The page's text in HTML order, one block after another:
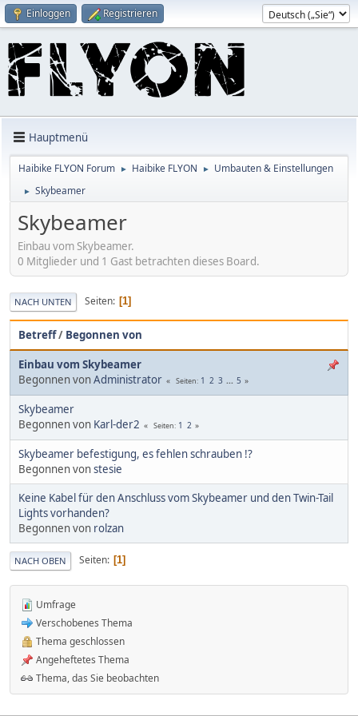
Einloggen Registrieren
Hauptmenü
Haibike FLYON Forum ► Haibike FLYON ► Umbauten & Einstellungen
► Skybeamer
Skybeamer
Einbau vom Skybeamer.
0 Mitglieder und 1 Gast betrachten dieses Board.
NACH UNTEN Seiten 1
Betreff/ Begonnen von
Einbau vom Skybeamer
Begonnen vonAdministrator Seiten 1 2 3 ... 5
Skybeamer
Begonnen von Karl-der2 Seiten 1 2
Skybeamer befestigung, es fehlen schrauben !?
Begonnen vonstesie
Keine Kabel für den Anschluss vom Skybeamer und den Twin-Tail
Lights vorhanden?
Begonnen von rolzan
NACH OBEN Seiten 1
Umfrage
Verschobenes Thema
Thema geschlossen
Angeheftetes Thema
Thema, das Sie beobachten